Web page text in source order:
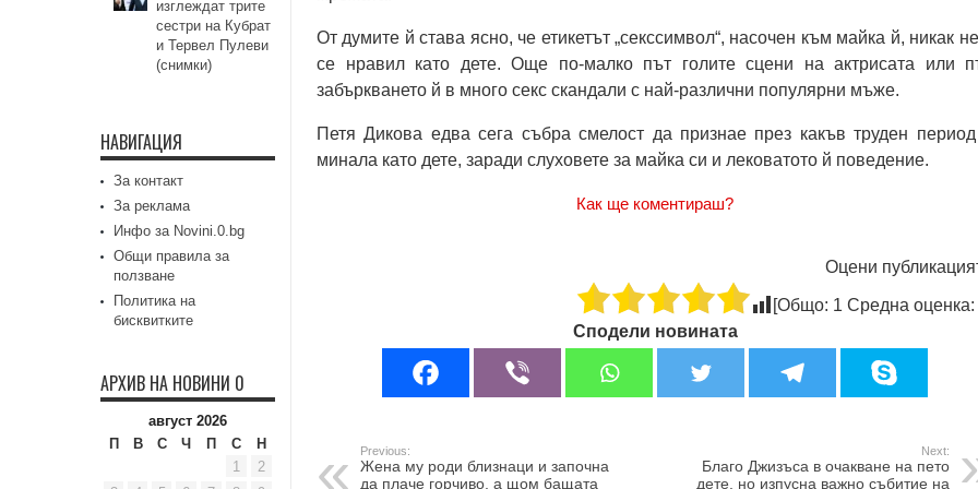
От думите й става ясно, че етикетът „секссимвол“, насочен към майка й, никак
се нравил като дете. Още по-малко път голите сцени на актрисата или
забъркването й в много секс скандали с най-различни популярни мъже.
Петя Дикова едва сега събра смелост да признае през какъв труден
минала като дете, заради слуховете за майка си и лековатото й поведение.
Как ще коментираш?
Оцени
[Общо: 1 Средна оценка:
Сподели новината
Previous:
Жена му роди близнаци и започна
да плаче горчиво, а щом бащата
Next:
Благо Джизъса в очакване на пето
дете, но изпусна важно събитие на
изглеждат трите
сестри на Кубрат
и Тервел Пулеви
(снимки)
НАВИГАЦИЯ
За контакт
За реклама
Инфо за Novini.0.bg
Общи правила за
ползване
Политика на
бисквитките
АРХИВ НА НОВИНИ 0
август 2026
П
В С Ч П С
Н
1
2